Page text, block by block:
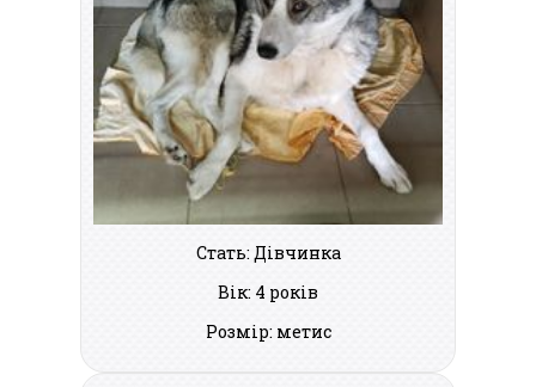
Стать: Дівчинка
Вік: 4 років
Розмір: метис